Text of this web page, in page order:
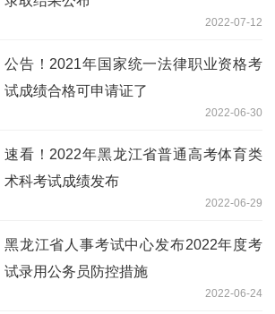
2022-07-12
公告！2021年国家统一法律职业资格考
试成绩合格可申请证了
2022-06-30
速看！2022年黑龙江省普通高考体育类
术科考试成绩发布
2022-06-29
黑龙江省人事考试中心发布2022年度考
试录用公务员防控措施
2022-06-24